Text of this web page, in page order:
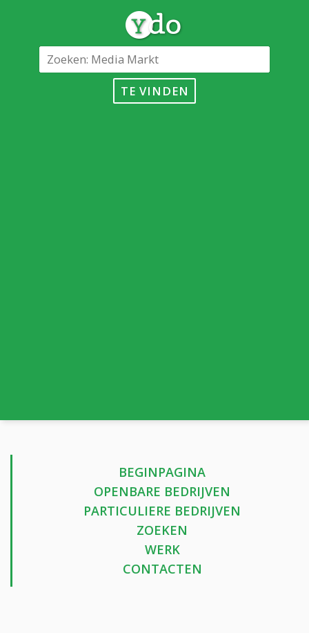
TE VINDEN
BEGINPAGINA
OPENBARE BEDRIJVEN
PARTICULIERE BEDRIJVEN
ZOEKEN
WERK
CONTACTEN